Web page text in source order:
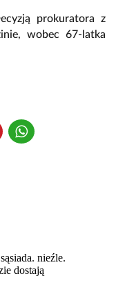
prokuratora z
wobec 67-latka